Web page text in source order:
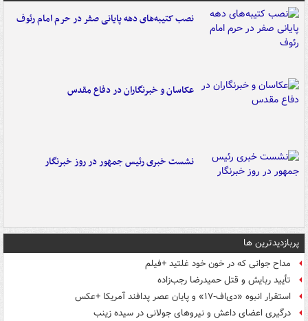
نصب کتیبه‌های دهه پایانی صفر در حرم امام رئوف
عکاسان و خبرنگاران در دفاع مقدس
نشست خبری رئیس جمهور در روز خبرنگار
پربازدیدترین ها
مداح جوانی که در خون خود غلتید +فیلم
تأیید ربایش و قتل حمیدرضا رجب‌زاده
استقرار انبوه «دی‌اف‑۱۷» و پایان عصر پدافند آمریکا +عکس
درگیری اعضای داعش و نیروهای جولانی در سیده زینب